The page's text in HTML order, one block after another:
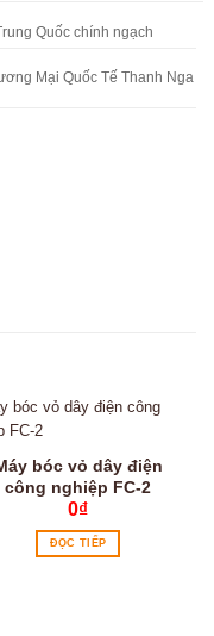
Quốc chính ngạch
Mại Quốc Tế Thanh Nga
bóc vỏ dây điện
công nghiệp FC-2
0₫
ĐỌC TIẾP